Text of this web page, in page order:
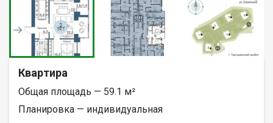
Квартира
Общая площадь — 59.1 м²
Планировка — индивидуальная